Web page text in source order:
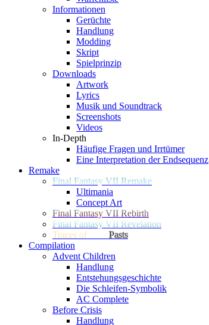
Informationen
Gerüchte
Handlung
Modding
Skript
Spielprinzip
Downloads
Artwork
Lyrics
Musik und Soundtrack
Screenshots
Videos
In-Depth
Häufige Fragen und Irrtümer
Eine Interpretation der Endsequenz
Remake
Final Fantasy VII Remake
Ultimania
Concept Art
Final Fantasy VII Rebirth
Final Fantasy VII Revelation
Traces of
Pasts
Compilation
Advent Children
Handlung
Entstehungsgeschichte
Die Schleifen-Symbolik
AC Complete
Before Crisis
Handlung